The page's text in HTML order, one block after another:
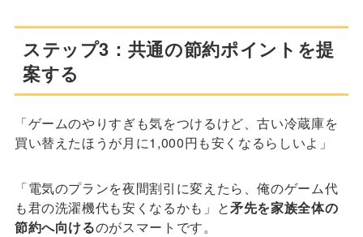
ステップ3：共通の節約ポイントを提
案する
「ゲームのやりすぎも気をつけるけど、古い冷蔵庫を
買い替えたほうが月に1,000円も安くなるらしいよ」
「電気のプランを夜間割引に変えたら、俺のゲーム代
も君の洗濯機代も安くなるかも」と矛先を家族全体の
節約へ向けるのがスマートです。